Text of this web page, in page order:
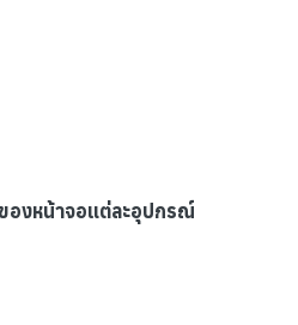
องหน้าจอแต่ละอุปกรณ์